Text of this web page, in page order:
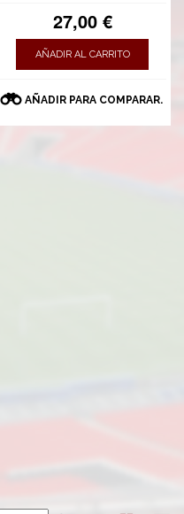
27,00 €
AÑADIR AL CARRITO
AÑADIR PARA COMPARAR.